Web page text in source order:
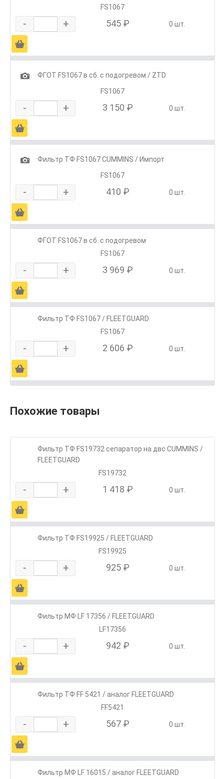
FS1067
- + 545 ₽ 0 шт.
Ä
1
ФГОТ FS1067 в сб. с подогревом / ZTD
FS1067
- + 3 150 ₽ 0 шт.
Ä
1
Фильтр ТФ FS1067 CUMMINS / Импорт
FS1067
- + 410 ₽ 0 шт.
Ä
ФГОТ FS1067 в сб. с подогревом
FS1067
- + 3 969 ₽ 0 шт.
Ä
Фильтр ТФ FS1067 / FLEETGUARD
FS1067
- + 2 606 ₽ 0 шт.
Ä
Похожие товары
Фильтр ТФ FS19732 сепаратор на двc CUMMINS /
FLEETGUARD
FS19732
- + 1 418 ₽ 0 шт.
Ä
Фильтр ТФ FS19925 / FLEETGUARD
FS19925
- + 925 ₽ 0 шт.
Ä
Фильтр МФ LF 17356 / FLEETGUARD
LF17356
- + 942 ₽ 0 шт.
Ä
Фильтр ТФ FF 5421 / аналог FLEETGUARD
FF5421
- + 567 ₽ 0 шт.
Ä
Фильтр МФ LF 16015 / аналог FLEETGUARD